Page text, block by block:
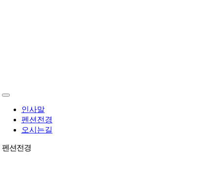
Toggle
Navigation
인사말
펜션전경
오시는길
펜션전경